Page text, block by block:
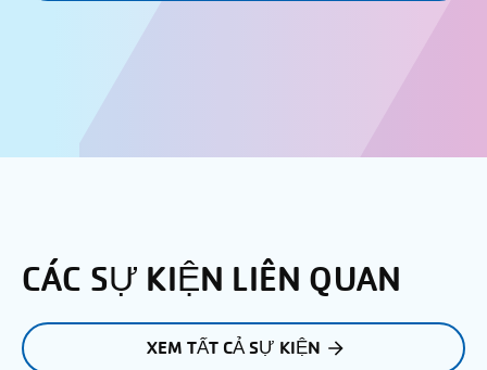
CÁC SỰ KIỆN LIÊN QUAN
XEM TẤT CẢ SỰ KIỆN